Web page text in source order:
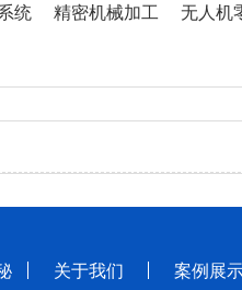
统 精密机械加工 无人机
关于我们 案例展